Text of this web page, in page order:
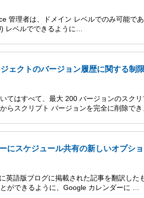
管理者は、ドメイン レベルでのみ可能で
レベルでできるように…
ェクトのバージョン履歴に関する制
てはすべて、最大 200 バージョンのスク
らスクリプト バージョンを完全に削除で
にスケジュール共有の新しいオプシ
英語版ブログに掲載された記事を翻訳し
ができるように、Google カレンダーに …